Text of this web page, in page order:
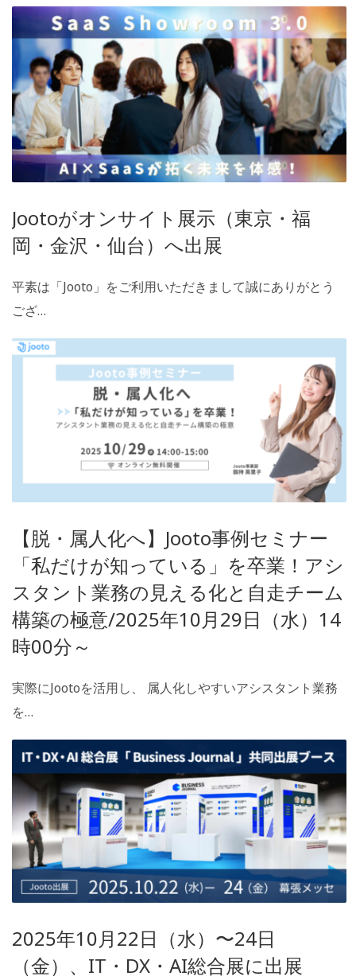
Jootoがオンサイト展示（東京・福
岡・金沢・仙台）へ出展
平素は「Jooto」をご利用いただきまして誠にありがとう
ござ…
【脱・属人化へ】Jooto事例セミナー
「私だけが知っている」を卒業！アシ
スタント業務の見える化と自走チーム
構築の極意/2025年10月29日（水）14
時00分～
実際にJootoを活用し、 属人化しやすいアシスタント業務
を…
2025年10月22日（水）〜24日
（金）、IT・DX・AI総合展に出展